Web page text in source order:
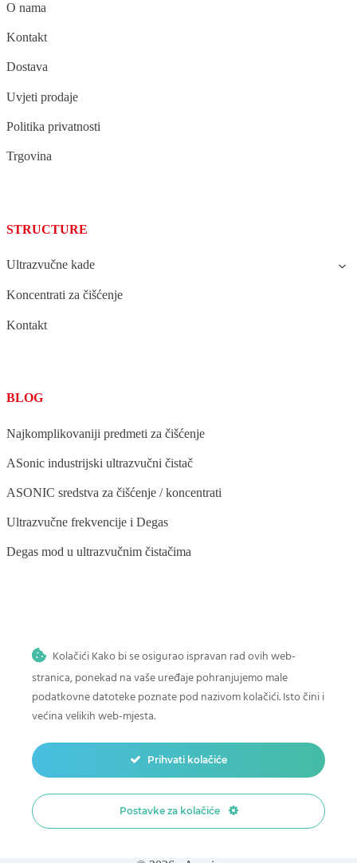
O nama
Kontakt
Dostava
Uvjeti prodaje
Politika privatnosti
Trgovina
STRUCTURE
Ultrazvučne kade
Koncentrati za čišćenje
Kontakt
BLOG
Najkomplikovaniji predmeti za čišćenje
ASonic industrijski ultrazvučni čistač
ASONIC sredstva za čišćenje / koncentrati
Ultrazvučne frekvencije i Degas
Degas mod u ultrazvučnim čistačima
Ultrazvučno čišćenje stomatoloških instrumenata
Ultrazvučno čišćenje povrća i voća
Ultrazvučno čišćenje četkica za šminku
Kako očistiti dječje igračke u ultrazvučnom čistaču
Ultrazvučno čišćenje u auto-moto industriji
Kolačići Kako bi se osigurao ispravan rad ovih web-
stranica, ponekad na vaše uređaje pohranjujemo male
podatkovne datoteke poznate pod nazivom kolačići. Isto čini i
većina velikih web-mjesta.
Prihvati kolačiće
Postavke za kolačiće